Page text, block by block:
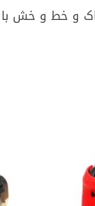
و خط و خش